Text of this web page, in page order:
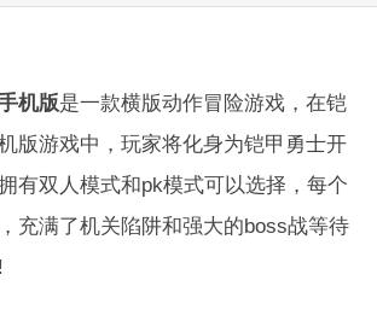
机版是一款横版动作冒险游戏，在铠
版游戏中，玩家将化身为铠甲勇士开
有双人模式和pk模式可以选择，每个
充满了机关陷阱和强大的boss战等待